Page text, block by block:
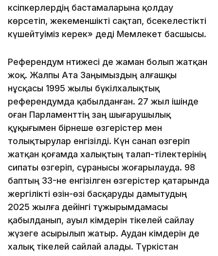
кәсіпкерлердің бастамаларына қолдау
көрсетіп, жекеменшікті сақтап, бәсекелестікті
күшейтуіміз керек» деді Мемлекет басшысы.
Референдум нәтижесі де жаман болып жатқан
жоқ. Жалпы Ата Заңымыздың алғашқы
нұсқасы 1995 жылы бүкілхалықтық
референдумда қабылданған. 27 жыл ішінде
оған Парламенттің заң шығарушылық
құқығымен бірнеше өзгерістер мен
толықтырулар енгізілді. Күн санап өзгеріп
жатқан қоғамда халықтың талап-тілектерінің
сипаты өзгеріп, сұранысы жоғарылауда. 98
баптың 33-не енгізілген өзгерістер қатарында
жергілікті өзін-өзі басқаруды дамытудың
2025 жылға дейінгі тұжырымдамасы
қабылданып, ауыл әкімдерін тікелей сайлау
жүзеге асырылып жатыр. Аудан әкімдерін де
халық тікелей сайлай алады. Түркістан